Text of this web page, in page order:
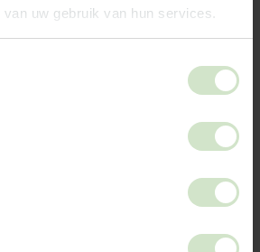
uw gebruik van hun services.
maakt:
m.u.v. de Waddeneilanden